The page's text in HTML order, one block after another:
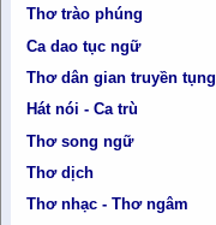
Thơ trào phúng
Ca dao tục ngữ
Thơ dân gian truyền tụng
Hát nói - Ca trù
Thơ song ngữ
Thơ dịch
Thơ nhạc - Thơ ngâm